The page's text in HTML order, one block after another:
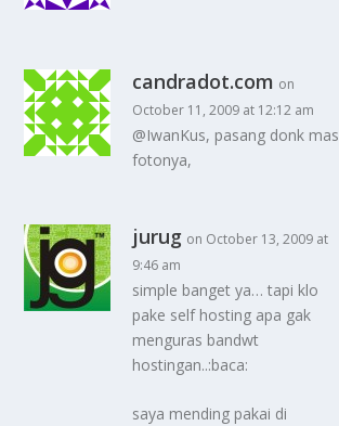
candradot.com on
October 11, 2009 at 12:12 am
@IwanKus, pasang donk mas
fotonya,
jurug on October 13, 2009 at
9:46 am
simple banget ya… tapi klo
pake self hosting apa gak
menguras bandwt
hostingan..:baca:
saya mending pakai di